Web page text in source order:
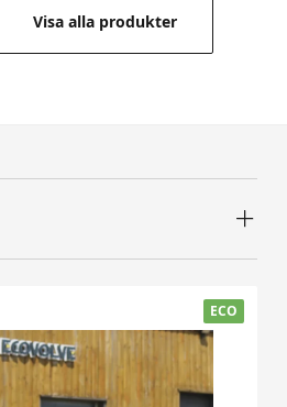
Visa alla produkter
ECO